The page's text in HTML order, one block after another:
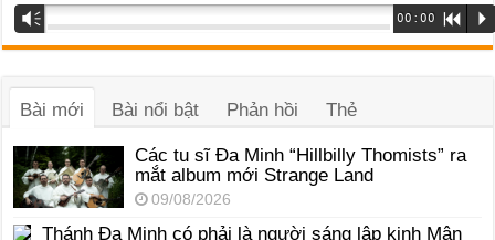
Trình
phát
âm
Vm 00:00 R P
Bài mới Bài nổi bật Phản hồi Thẻ
Các tu sĩ Đa Minh “Hillbilly Thomists” ra
mắt album mới Strange Land
09/08/2026
Thánh Đa Minh có phải là người sáng lập kinh Mân